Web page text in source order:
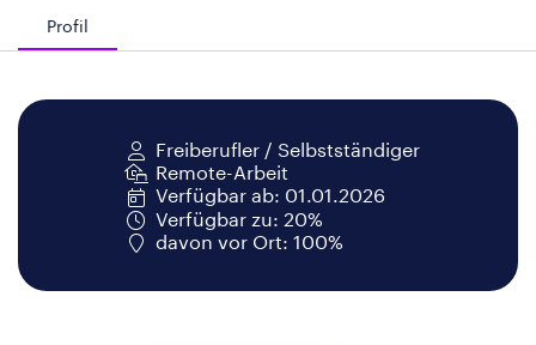
Profil
Freiberufler / Selbstständiger
Remote-Arbeit
Verfügbar ab: 01.01.2026
Verfügbar zu: 20%
davon vor Ort: 100%